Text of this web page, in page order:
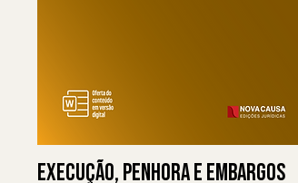
Execução, Penhora e Embargos